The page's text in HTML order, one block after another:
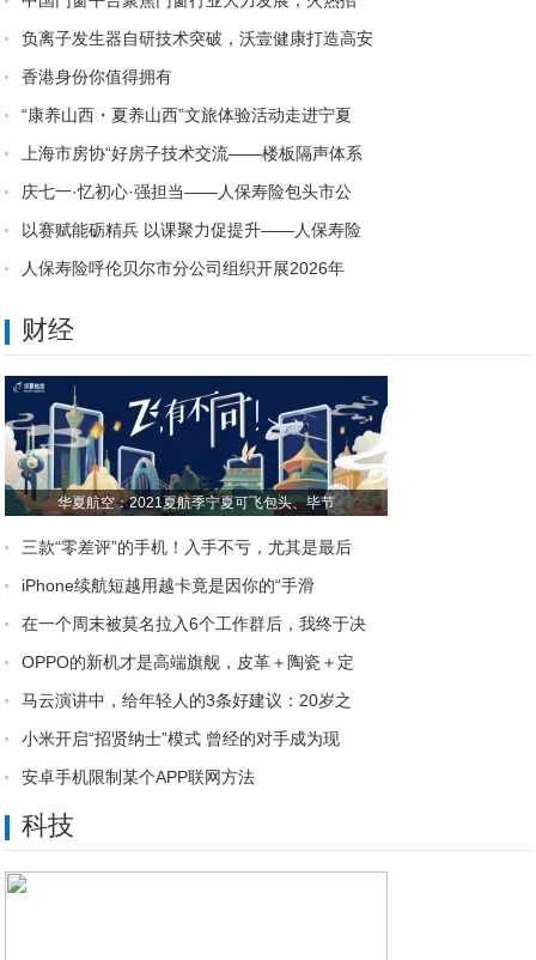
负离子发生器自研技术突破，沃壹健康打造高安
香港身份你值得拥有
“康养山西・夏养山西”文旅体验活动走进宁夏
上海市房协“好房子技术交流——楼板隔声体系
庆七一·忆初心·强担当——人保寿险包头市公
以赛赋能砺精兵 以课聚力促提升——人保寿险
人保寿险呼伦贝尔市分公司组织开展2026年
财经
华夏航空：2021夏航季宁夏可飞包头、毕节
三款“零差评”的手机！入手不亏，尤其是最后
iPhone续航短越用越卡竟是因你的“手滑
在一个周末被莫名拉入6个工作群后，我终于决
OPPO的新机才是高端旗舰，皮革＋陶瓷＋定
马云演讲中，给年轻人的3条好建议：20岁之
小米开启“招贤纳士”模式 曾经的对手成为现
安卓手机限制某个APP联网方法
Python 异步任务神器 Celery
科技